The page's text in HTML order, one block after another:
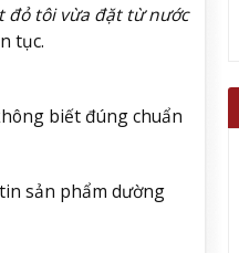
đỏ tôi vừa đặt từ nước
tục.
biết đúng chuẩn
sản phẩm dường